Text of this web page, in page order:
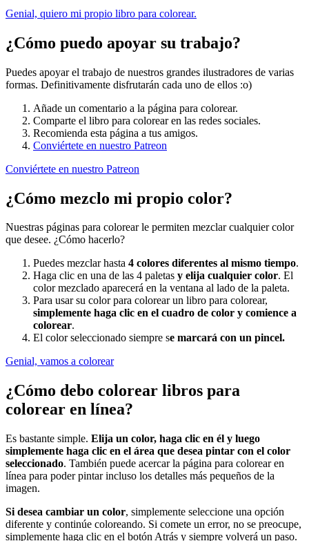
Genial, quiero mi propio libro para colorear.
¿Cómo puedo apoyar su trabajo?
Puedes apoyar el trabajo de nuestros grandes ilustradores de varias
formas. Definitivamente disfrutarán cada uno de ellos :o)
Añade un comentario a la página para colorear.
Comparte el libro para colorear en las redes sociales.
Recomienda esta página a tus amigos.
Conviértete en nuestro Patreon
Conviértete en nuestro Patreon
¿Cómo mezclo mi propio color?
Nuestras páginas para colorear le permiten mezclar cualquier color
que desee. ¿Cómo hacerlo?
Puedes mezclar hasta 4 colores diferentes al mismo tiempo.
Haga clic en una de las 4 paletas y elija cualquier color. El
color mezclado aparecerá en la ventana al lado de la paleta.
Para usar su color para colorear un libro para colorear,
simplemente haga clic en el cuadro de color y comience a
colorear.
El color seleccionado siempre se marcará con un pincel.
Genial, vamos a colorear
¿Cómo debo colorear libros para
colorear en línea?
Es bastante simple. Elija un color, haga clic en él y luego
simplemente haga clic en el área que desea pintar con el color
seleccionado. También puede acercar la página para colorear en
línea para poder pintar incluso los detalles más pequeños de la
imagen.
Si desea cambiar un color, simplemente seleccione una opción
diferente y continúe coloreando. Si comete un error, no se preocupe,
simplemente haga clic en el botón Atrás y siempre volverá un paso.